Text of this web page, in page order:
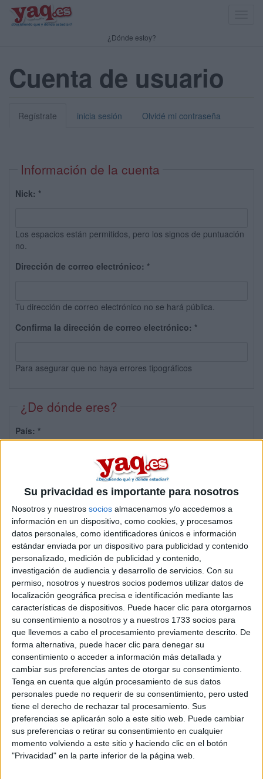
Su privacidad es importante para nosotros
Nosotros y nuestros socios almacenamos y/o accedemos a
información en un dispositivo, como cookies, y procesamos
datos personales, como identificadores únicos e información
estándar enviada por un dispositivo para publicidad y contenido
personalizado, medición de publicidad y contenido,
investigación de audiencia y desarrollo de servicios. Con su
permiso, nosotros y nuestros socios podemos utilizar datos de
localización geográfica precisa e identificación mediante las
características de dispositivos. Puede hacer clic para otorgarnos
su consentimiento a nosotros y a nuestros 1733 socios para
que llevemos a cabo el procesamiento previamente descrito. De
forma alternativa, puede hacer clic para denegar su
consentimiento o acceder a información más detallada y
cambiar sus preferencias antes de otorgar su consentimiento.
Tenga en cuenta que algún procesamiento de sus datos
personales puede no requerir de su consentimiento, pero usted
tiene el derecho de rechazar tal procesamiento. Sus
preferencias se aplicarán solo a este sitio web. Puede cambiar
sus preferencias o retirar su consentimiento en cualquier
momento volviendo a este sitio y haciendo clic en el botón
"Privacidad" en la parte inferior de la página web.
¿Dónde estoy?
Cuenta de usuario
Regístrate inicia sesión Olvidé mi contraseña
Información de la cuenta
Nick: *
Los espacios están permitidos, pero los signos de puntuación
no.
Dirección de correo electrónico: *
Tu dirección de correo electrónico no se hará pública.
Confirma la dirección de correo electrónico: *
Para asegurar que no haya errores tipográficos
¿De dónde eres?
País: *
Sobre ti
Soy:*
Chico
Chica
¿En qué año terminas (o terminaste) bachillerato o FP?
Soy estudiante de:*
Términos y Condiciones de Uso
Aceptolos Términos y Condicionesde uso*